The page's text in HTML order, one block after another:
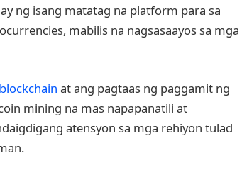
ng isang matatag na platform para sa
mabilis na nagsasaayos sa mga
blockchain at ang pagtaas ng paggamit ng
mining na mas napapanatili at
atensyon sa mga rehiyon tulad